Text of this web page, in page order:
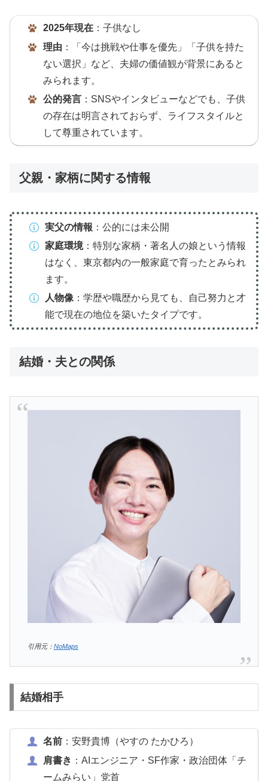
2025年現在：子供なし
理由 ：「今は挑戦や仕事を優先」「子供を持た
ない選択」など、夫婦の価値観が背景にあると
みられます。
公的発言：SNSやインタビューなどでも、子供
の存在は明言されておらず、ライフスタイルと
して尊重されています。
父親・家柄に関する情報
実父の情報 ：公的には未公開
家庭環境：特別な家柄・著名人の娘という情報
はなく、東京都内の一般家庭で育ったとみられ
ます。
人物像 ：学歴や職歴から見ても、自己努力と才
能で現在の地位を築いたタイプです。
結婚・夫との関係
引用元： NoMaps
結婚相手
名前：安野貴博（やすの たかひろ）
肩書き ：AIエンジニア・SF作家・政治団体「チ
ームみらい」党首